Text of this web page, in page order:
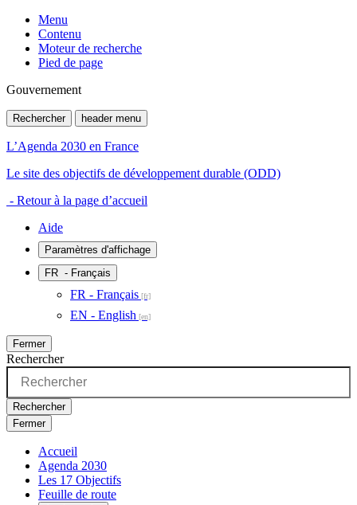
Menu
Contenu
Moteur de recherche
Pied de page
Gouvernement
Rechercher header menu
L’Agenda 2030 en France
Le site des objectifs de développement durable (ODD)
- Retour à la page d’accueil
Aide
Paramètres d'affichage
FR - Français
FR - Français
EN - English
Fermer
Rechercher
Rechercher
Fermer
Accueil
Agenda 2030
Les 17 Objectifs
Feuille de route